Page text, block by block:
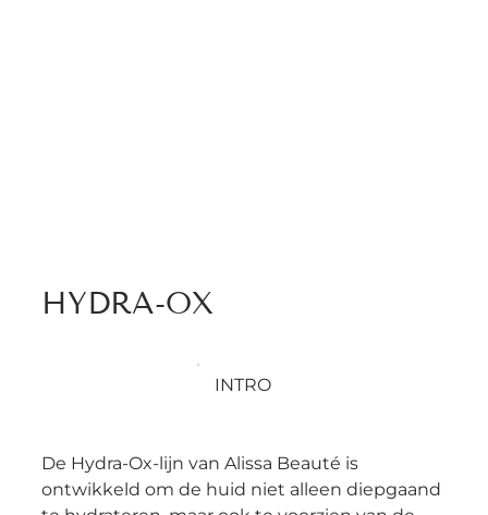
HYDRA-OX
INTRO
De Hydra-Ox-lijn van Alissa Beauté is
ontwikkeld om de huid niet alleen diepgaand